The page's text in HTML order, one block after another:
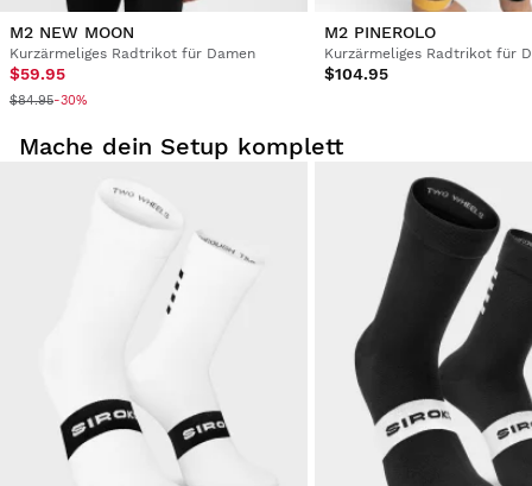
M2 NEW MOON
Kurzärmeliges Radtrikot für Damen
$59.95
$84.95-30%
M2 PINEROLO
Kurzärmeliges Radtrikot für
$104.95
Mache dein Setup komplett